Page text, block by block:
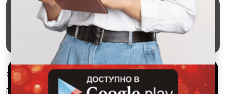
Маркеты Блог
О проекте
Служба поддержки
Удаление аккаунта
Партнерка
© 2026 SALEX МАРКЕТ
Правила сервиса
Конфиденциальность
Используем куки и рекомендательные
технологии